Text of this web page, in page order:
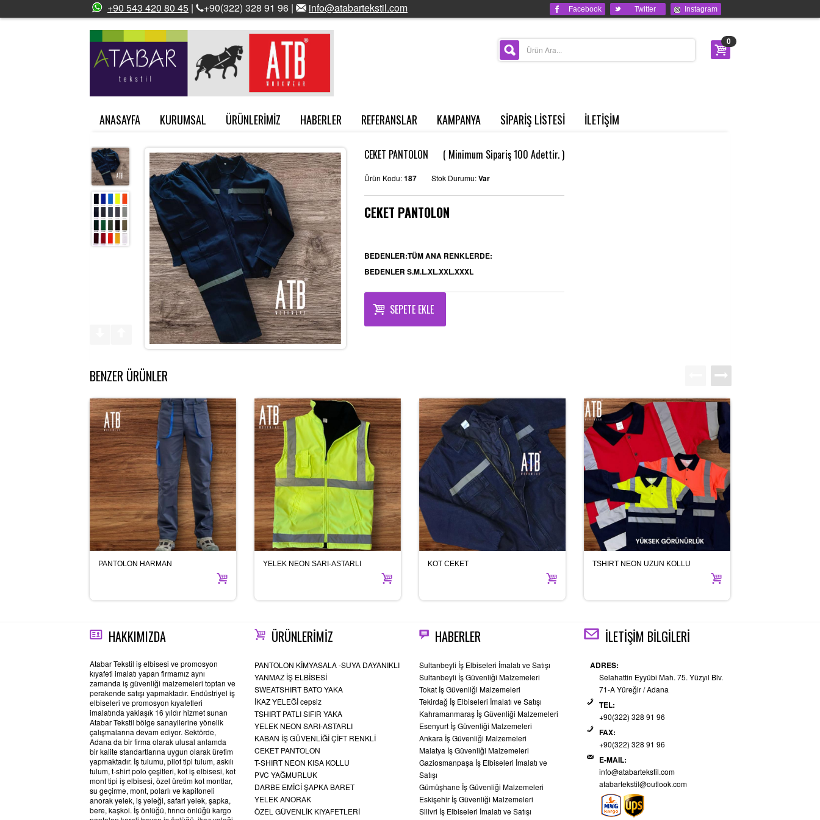
+90 543 420 80 45 | +90(322) 328 91 96 | info@atabartekstil.com Facebook Twitter Instagram
0
ANASAYFA KURUMSAL ÜRÜNLERİMİZ HABERLER REFERANSLAR KAMPANYA SİPARİŞ LİSTESİ İLETİŞİM
CEKET PANTOLON ( Minimum Sipariş 100 Adettir. )
Ürün Kodu:187 Stok Durumu:Var
CEKET PANTOLON
BEDENLER:TÜM ANA RENKLERDE:
BEDENLER S.M.L.XL.XXL.XXXL
SEPETE EKLE
BENZER ÜRÜNLER
PANTOLON HARMAN YELEK NEON SARI-ASTARLI KOT CEKET TSHIRT NEON UZUN KOLLU
HAKKIMIZDA
Atabar Tekstil iş elbisesi ve promosyon
kıyafeti imalatı yapan firmamız aynı
zamanda iş güvenliği malzemeleri toptan ve
perakende satışı yapmaktadır. Endüstriyel iş
elbiseleri ve promosyon kıyafetleri
imalatında yaklaşık 16 yıldır hizmet sunan
Atabar Tekstil bölge sanayilerine yönelik
çalışmalarına devam ediyor. Sektörde,
Adana da bir firma olarak ulusal anlamda
bir kalite standartlarına uygun olarak üretim
yapmaktadır. İş tulumu, pilot tipi tulum, askılı
tulum, t-shirt polo çeşitleri, kot iş elbisesi, kot
mont tipi iş elbisesi, özel üretim kot montlar,
su geçirme, mont, polarlı ve kapitoneli
anorak yelek, iş yeleği, safari yelek, şapka,
bere, kaşkol. İş önlüğü, fırıncı önlüğü kargo
ÜRÜNLERİMİZ
PANTOLON KİMYASALA -SUYA DAYANIKLI
YANMAZ İŞ ELBİSESİ
SWEATSHIRT BATO YAKA
İKAZ YELEĞİ cepsiz
TSHIRT PATLI SIFIR YAKA
YELEK NEON SARI-ASTARLI
KABAN İŞ GÜVENLİĞİ ÇİFT RENKLİ
CEKET PANTOLON
T-SHIRT NEON KISA KOLLU
PVC YAĞMURLUK
DARBE EMİCİ ŞAPKA BARET
YELEK ANORAK
ÖZEL GÜVENLİK KIYAFETLERİ
HABERLER
Sultanbeyli İş Elbiseleri İmalatı ve Satışı
Sultanbeyli İş Güvenliği Malzemeleri
Tokat İş Güvenliği Malzemeleri
Tekirdağ İş Elbiseleri İmalatı ve Satışı
Kahramanmaraş İş Güvenliği Malzemeleri
Esenyurt İş Güvenliği Malzemeleri
Ankara İş Güvenliği Malzemeleri
Malatya İş Güvenliği Malzemeleri
Gaziosmanpaşa İş Elbiseleri İmalatı ve
Satışı
Gümüşhane İş Güvenliği Malzemeleri
Eskişehir İş Güvenliği Malzemeleri
Silivri İş Elbiseleri İmalatı ve Satışı
İLETİŞİM BİLGİLERİ
ADRES:
Selahattin Eyyübi Mah. 75. Yüzyıl Blv.
71-A Yüreğir / Adana
TEL:
+90(322) 328 91 96
FAX:
+90(322) 328 91 96
E-MAIL:
info@atabartekstil.com
atabartekstil@outlook.com